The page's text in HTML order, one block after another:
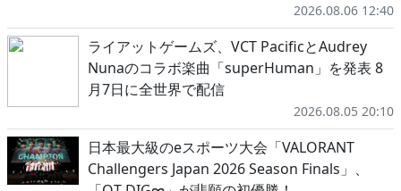
2026.08.06 12:40
ライアットゲームズ、VCT PacificとAudrey
Nunaのコラボ楽曲「superHuman」を発表 8
月7日に全世界で配信
2026.08.05 20:10
日本最大級のeスポーツ大会「VALORANT
Challengers Japan 2026 Season Finals」、